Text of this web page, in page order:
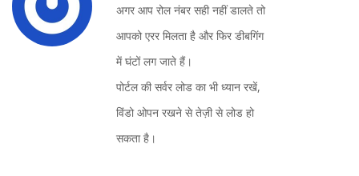
अगर आप रोल नंबर सही नहीं डालते तो
आपको एरर मिलता है और फिर डीबगिंग
में घंटों लग जाते हैं।
पोर्टल की सर्वर लोड का भी ध्यान रखें,
विंडो ओपन रखने से तेज़ी से लोड हो
सकता है।